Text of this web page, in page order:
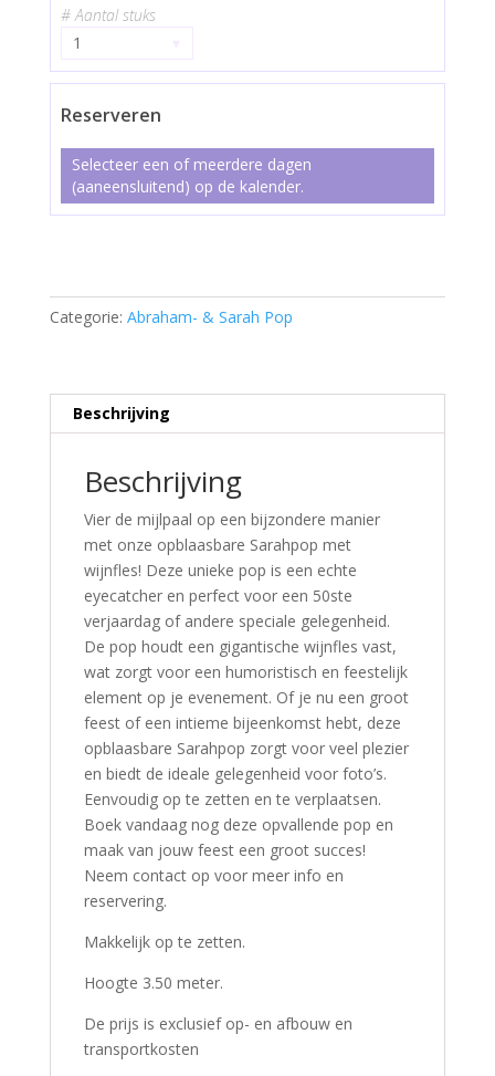
# Aantal stuks
1
Reserveren
Selecteer een of meerdere dagen
(aaneensluitend) op de kalender.
wijnfles
Categorie: Abraham- & Sarah Pop
Beschrijving
Beschrijving
Vier de mijlpaal op een bijzondere manier
met onze opblaasbare Sarahpop met
wijnfles! Deze unieke pop is een echte
eyecatcher en perfect voor een 50ste
verjaardag of andere speciale gelegenheid.
De pop houdt een gigantische wijnfles vast,
wat zorgt voor een humoristisch en feestelijk
element op je evenement. Of je nu een groot
feest of een intieme bijeenkomst hebt, deze
opblaasbare Sarahpop zorgt voor veel plezier
en biedt de ideale gelegenheid voor foto’s.
Eenvoudig op te zetten en te verplaatsen.
Boek vandaag nog deze opvallende pop en
maak van jouw feest een groot succes!
Neem contact op voor meer info en
reservering.
Makkelijk op te zetten.
Hoogte 3.50 meter.
De prijs is exclusief op- en afbouw en
transportkosten